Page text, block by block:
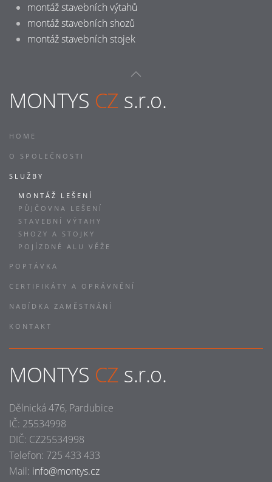
montáž stavebních výtahů
montáž stavebních shozů
montáž stavebních stojek
MONTYS CZ s.r.o.
HOME
O SPOLEČNOSTI
SLUŽBY
MONTÁŽ LEŠENÍ
PŮJČOVNA LEŠENÍ
STAVEBNÍ VÝTAHY
SHOZY A STOJKY
POJÍZDNÉ ALU VĚŽE
POPTÁVKA
CERTIFIKÁTY A OPRÁVNĚNÍ
NABÍDKA ZAMĚSTNÁNÍ
KONTAKT
MONTYS CZ s.r.o.
Dělnická 476, Pardubice
IČ: 25534998
DIČ: CZ25534998
Telefon: 725 433 433
Mail: info@montys.cz